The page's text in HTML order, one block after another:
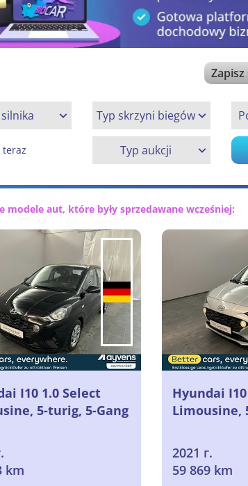
Typ skrzyni biegów
teraz Typ aukcji
aut, które były sprzedawane wcześniej:
I10 1.0 Select
5-turig, 5-Gang
km
Hyundai
Limousine,
2021 г.
59 869 km